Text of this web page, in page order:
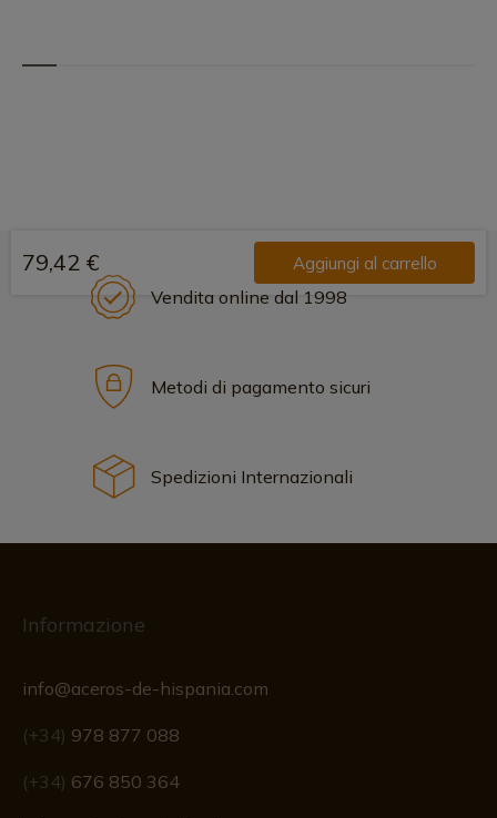
79,42 € Aggiungi al carrello
Vendita online dal 1998
Metodi di pagamento sicuri
Spedizioni Internazionali
Informazione
info@aceros-de-hispania.com
(+34) 978 877 088
(+34) 676 850 364